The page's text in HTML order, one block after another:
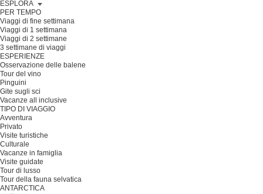
ESPLORA
PER TEMPO
Viaggi di fine settimana
Viaggi di 1 settimana
Viaggi di 2 settimane
3 settimane di viaggi
ESPERIENZE
Osservazione delle balene
Tour del vino
Pinguini
Gite sugli sci
Vacanze all inclusive
TIPO DI VIAGGIO
Avventura
Privato
Visite turistiche
Culturale
Vacanze in famiglia
Visite guidate
Tour di lusso
Tour della fauna selvatica
ANTARCTICA